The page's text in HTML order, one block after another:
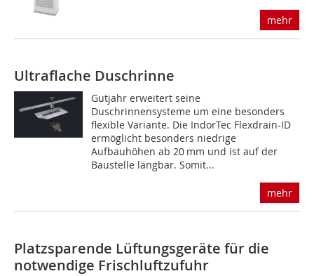
mehr
Ultraflache Duschrinne
Gutjahr erweitert seine
Duschrinnensysteme um eine besonders
flexible Variante. Die IndorTec Flexdrain-ID
ermöglicht besonders niedrige
Aufbauhöhen ab 20 mm und ist auf der
Baustelle längbar. Somit...
mehr
Platzsparende Lüftungsgeräte für die
notwendige Frischluftzufuhr